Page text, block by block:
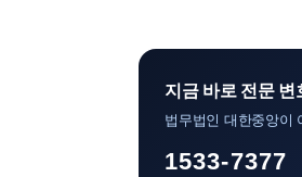
지금 바로 전문 변
법무법인 대한중앙이
1533-7377